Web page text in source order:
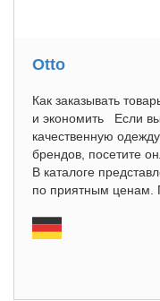
Otto
Как заказывать
и экономить Если
качественную
брендов, посетите
В каталоге
по приятным ценам.